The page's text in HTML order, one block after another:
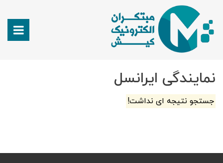
نمایندگی ایرانسل
جستجو نتیجه ای نداشت!